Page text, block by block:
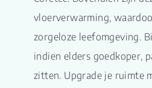
vloerverwarming,
zorgeloze leefomgeving.
indien elders goedkoper,
zitten. Upgrade je ruimte